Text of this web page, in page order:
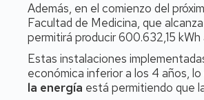
Además, en el comienzo del
Facultad de Medicina, que
permitirá producir 600.632,15 kWh
Estas instalaciones
económica inferior a los 4 años,
la energía está permitiendo que